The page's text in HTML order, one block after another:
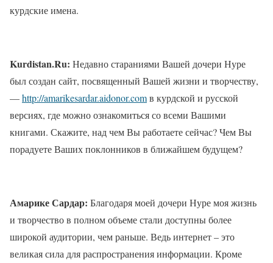
курдские имена.
Kurdistan.Ru: Недавно стараниями Вашей дочери Нуре
был создан сайт, посвященный Вашей жизни и творчеству,
—http://amarikesardar.aidonor.comв курдской и русской
версиях, где можно ознакомиться со всеми Вашими
книгами. Скажите, над чем Вы работаете сейчас? Чем Вы
порадуете Ваших поклонников в ближайшем будущем?
Амарике Сардар: Благодаря моей дочери Нуре моя жизнь
и творчество в полном объеме стали доступны более
широкой аудитории, чем раньше. Ведь интернет – это
великая сила для распространения информации. Кроме